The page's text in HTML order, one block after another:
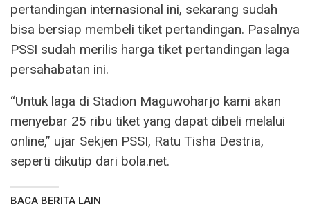
pertandingan internasional ini, sekarang sudah
bisa bersiap membeli tiket pertandingan. Pasalnya
PSSI sudah merilis harga tiket pertandingan laga
persahabatan ini.
“Untuk laga di Stadion Maguwoharjo kami akan
menyebar 25 ribu tiket yang dapat dibeli melalui
online,” ujar Sekjen PSSI, Ratu Tisha Destria,
seperti dikutip dari bola.net.
BACA BERITA LAIN